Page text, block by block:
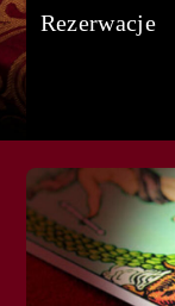
Rezerwacje